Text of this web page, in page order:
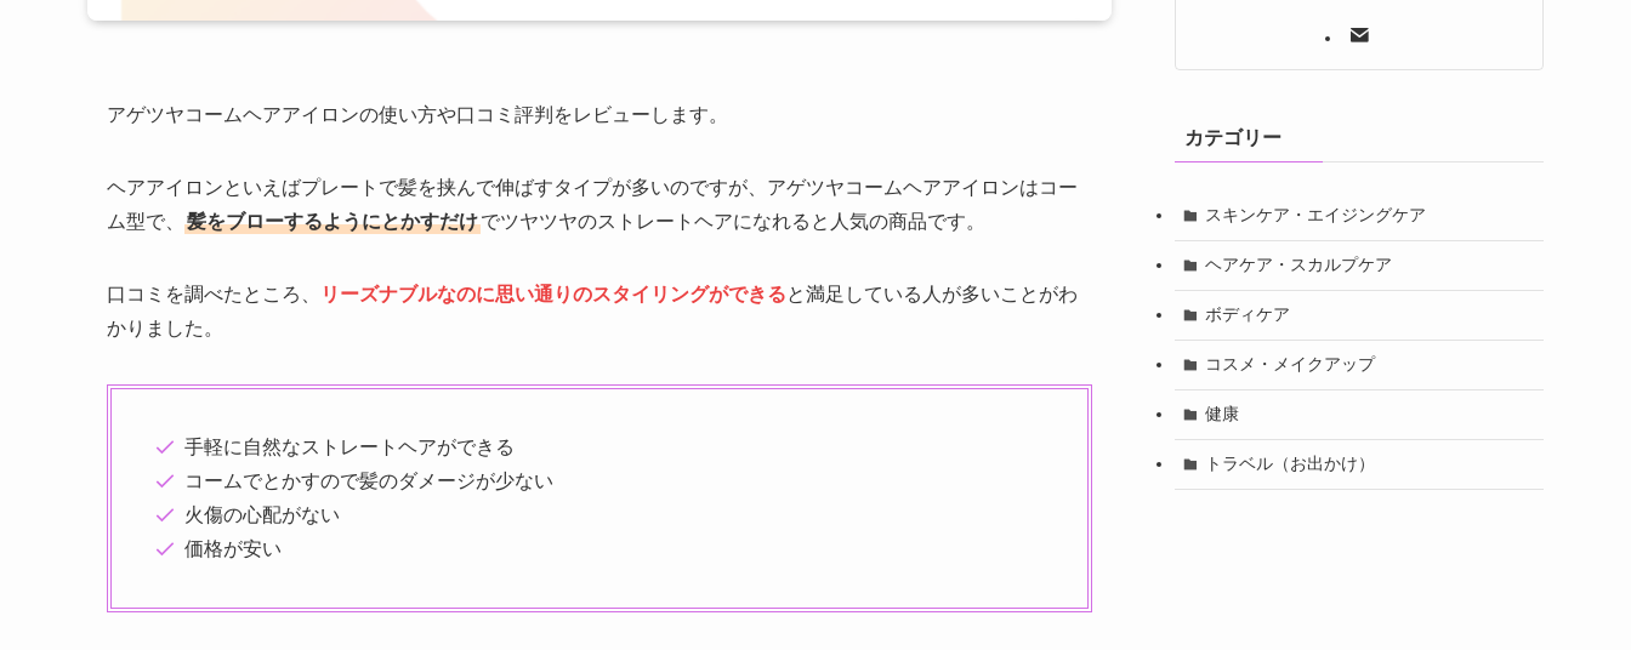
アゲツヤコームヘアアイロンの使い方や口コミ評判をレビューします。
ヘアアイロンといえばプレートで髪を挟んで伸ばすタイプが多いのですが、アゲツヤコームヘアアイロンはコー
ム型で、
髪をブローするようにとかすだけでツヤツヤのストレートヘアになれると人気の商品です。
口コミを調べたところ、 リーズナブルなのに思い通りのスタイリングができると満足している人が多いことがわ
かりました。
手軽に自然なストレートヘアができる
コームでとかすので髪のダメージが少ない
火傷の心配がない
価格が安い
カテゴリー
スキンケア・エイジングケア
ヘアケア・スカルプケア
ボディケア
コスメ・メイクアップ
健康
トラベル（お出かけ）